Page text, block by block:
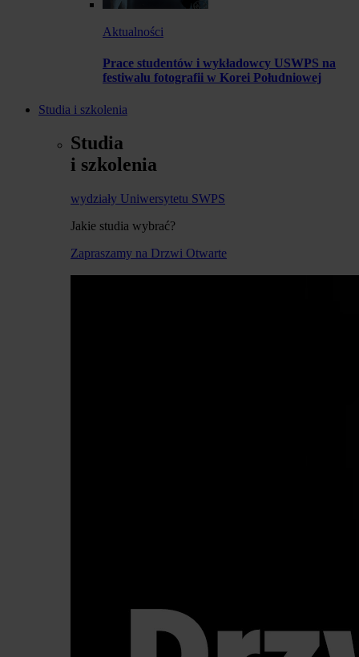
Aktualności
Prace studentów i wykładowcy USWPS na
festiwalu fotografii w Korei Południowej
Studia i szkolenia
Studia
i szkolenia
wydziały Uniwersytetu SWPS
Jakie studia wybrać?
Zapraszamy na Drzwi Otwarte